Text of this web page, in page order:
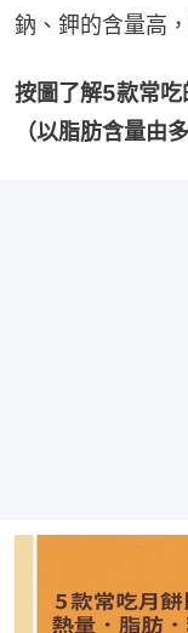
鈉、鉀的含量高
按圖了解5款常
（以脂肪含量由